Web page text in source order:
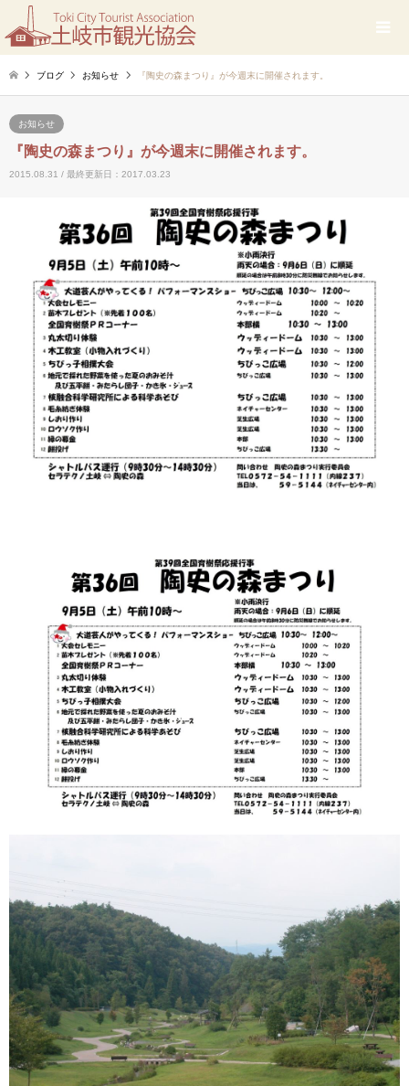
ブログ お知らせ 『陶史の森まつり』が今週末に開催されます。
お知らせ
『陶史の森まつり』が今週末に開催されます。
2015.08.31 / 最終更新日：2017.03.23